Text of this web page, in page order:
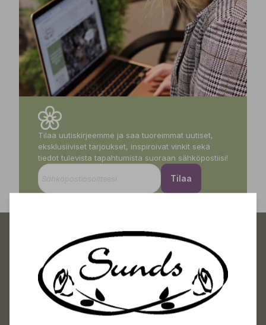
Tilaa uutiskirjeemme ja saa tuoreimmat uutiset,
eksklusiiviset tarjoukset, inspiroivat vinkit sekä
tiedot tulevista tapahtumista suoraan sähköpostiisi!
Tilaa
Sundin Puutarhakeskus